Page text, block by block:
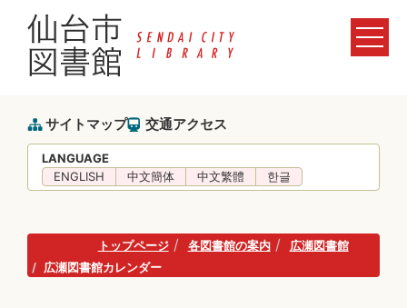
サイトマップ 交通アクセス
LANGUAGE
ENGLISH
中文簡体 中文繁體 한글
トップページ 各図書館の案内
広瀬図書館
広瀬図書館カレンダー